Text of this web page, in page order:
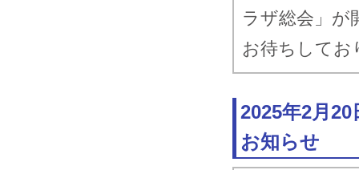
連
2019.7.18
津
連
津
2019.2.5
知
ラザ総会」が
お待ちしてお
2025年2月
お知らせ